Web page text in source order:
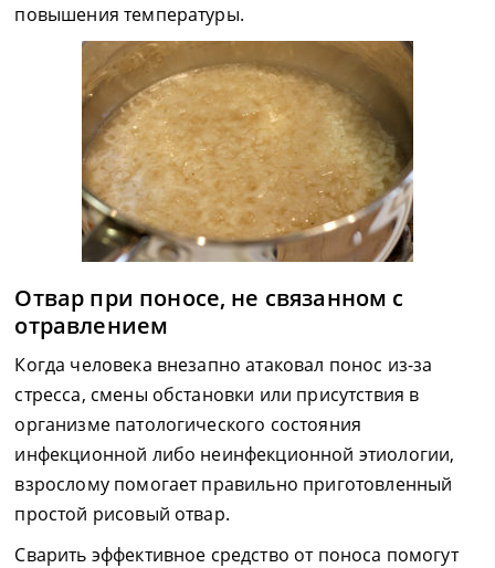
повышения температуры.
Отвар при поносе, не связанном с
отравлением
Когда человека внезапно атаковал понос из-за
стресса, смены обстановки или присутствия в
организме патологического состояния
инфекционной либо неинфекционной этиологии,
взрослому помогает правильно приготовленный
простой рисовый отвар.
Сварить эффективное средство от поноса помогут